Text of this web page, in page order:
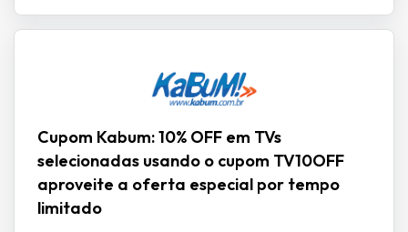
Cupom Kabum: 10% OFF em TVs
selecionadas usando o cupom TV10OFF
aproveite a oferta especial por tempo
limitado